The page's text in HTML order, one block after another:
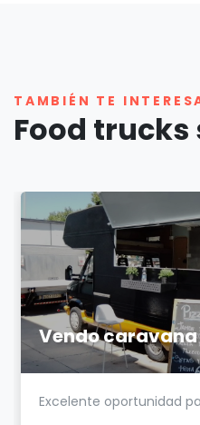
TAMBIÉN TE
Food
Vendo
Excelente oportunidad